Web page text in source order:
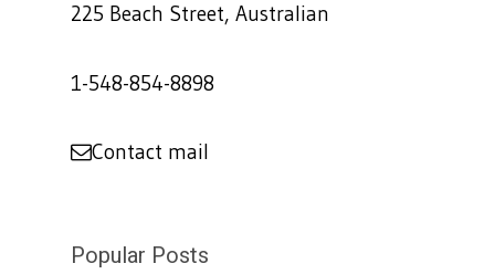
225 Beach Street, Australian
1-548-854-8898
Contact mail
Popular Posts